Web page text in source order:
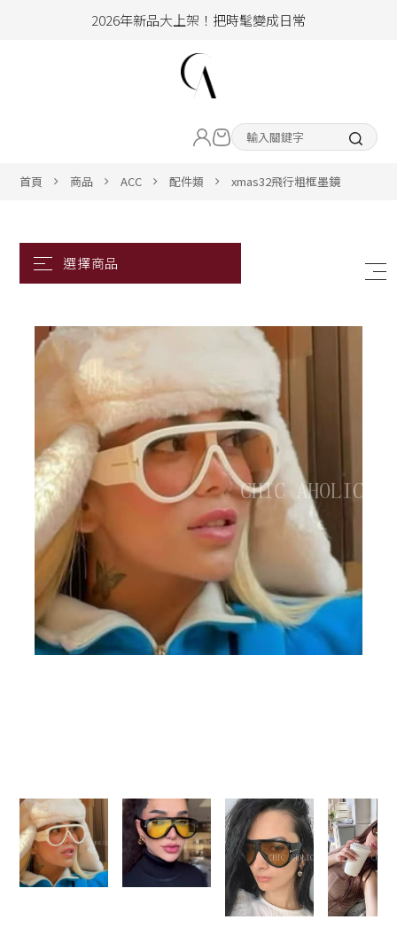
2026年新品大上架！把時髦變成日常
hello !! Happy to 2026
2026年新品大上架！把時髦變成日常
CLOTHING
BOTTOM
ACC&SHOE
BIG SALE
CA made
首頁 商品 ACC 配件類 xmas32飛行粗框墨鏡